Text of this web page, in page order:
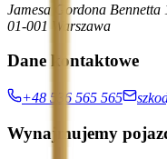
Jamesa Gordona Bennetta
01-001 Warszawa
Dane kontaktowe
+48 536 565 565
Wynajmujemy